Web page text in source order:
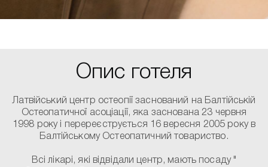
Опис готеля
Латвійський центр остеопії заснований на Балтійській
Остеопатичної асоціації, яка заснована 23 червня
1998 року і перереєструється 16 вересня 2005 року в
Балтійському Остеопатичний товариство.
Всі лікарі, які відвідали центр, мають посаду "